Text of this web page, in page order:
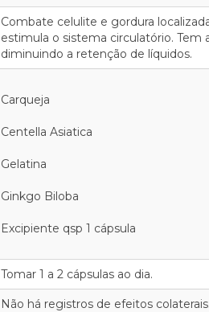
Combate celulite e gordura
estimula o sistema circulatório. Tem
diminuindo a retenção de líquidos.
Carqueja
Centella Asiatica
Gelatina
Ginkgo Biloba
Excipiente qsp 1 cápsula
Tomar 1 a 2 cápsulas ao dia.
Não há registros de efeitos colaterais.